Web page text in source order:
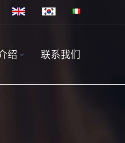
绍 联系我们